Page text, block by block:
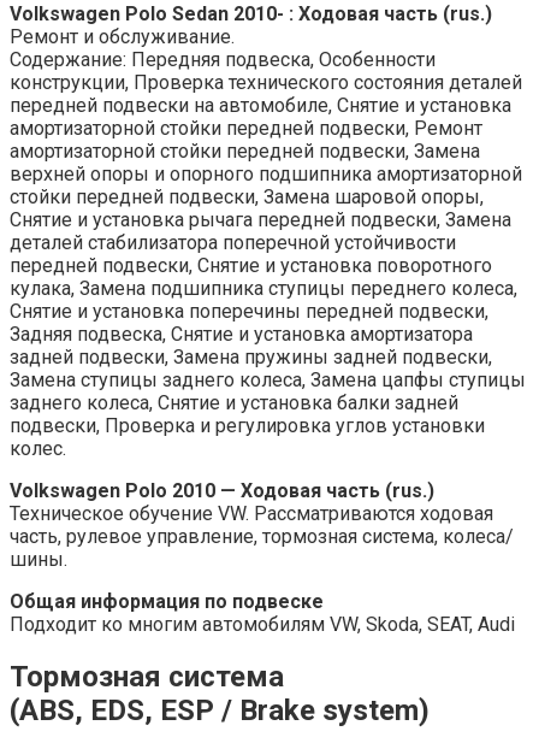
Volkswagen Polo Sedan 2010- : Ходовая часть (rus.)
Ремонт и обслуживание.
Содержание: Передняя подвеска, Особенности
конструкции, Проверка технического состояния деталей
передней подвески на автомобиле, Снятие и установка
амортизаторной стойки передней подвески, Ремонт
амортизаторной стойки передней подвески, Замена
верхней опоры и опорного подшипника амортизаторной
стойки передней подвески, Замена шаровой опоры,
Снятие и установка рычага передней подвески, Замена
деталей стабилизатора поперечной устойчивости
передней подвески, Снятие и установка поворотного
кулака, Замена подшипника ступицы переднего колеса,
Снятие и установка поперечины передней подвески,
Задняя подвеска, Снятие и установка амортизатора
задней подвески, Замена пружины задней подвески,
Замена ступицы заднего колеса, Замена цапфы ступицы
заднего колеса, Снятие и установка балки задней
подвески, Проверка и регулировка углов установки
колес.
Volkswagen Polo 2010 — Ходовая часть (rus.)
Техническое обучение VW. Рассматриваются ходовая
часть, рулевое управление, тормозная система, колеса/
шины.
Общая информация по подвеске
Подходит ко многим автомобилям VW, Skoda, SEAT, Audi
Тормозная система
(ABS, EDS, ESP / Brake system)